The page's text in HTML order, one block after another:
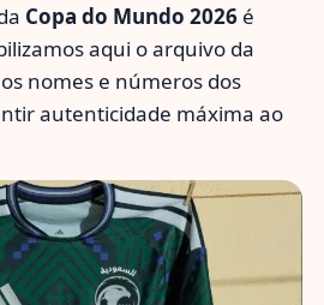
Copa do Mundo 2026 é
aqui o arquivo da
nomes e números dos
autenticidade máxima ao